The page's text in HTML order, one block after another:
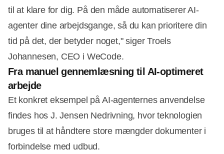
Annonce
til at klare for dig. På den måde automatiserer AI-
agenter dine arbejdsgange, så du kan prioritere din
tid på det, der betyder noget," siger Troels
Johannesen, CEO i WeCode.
Fra manuel gennemlæsning til AI-optimeret
arbejde
Et konkret eksempel på AI-agenternes anvendelse
findes hos J. Jensen Nedrivning, hvor teknologien
bruges til at håndtere store mængder dokumenter i
forbindelse med udbud.